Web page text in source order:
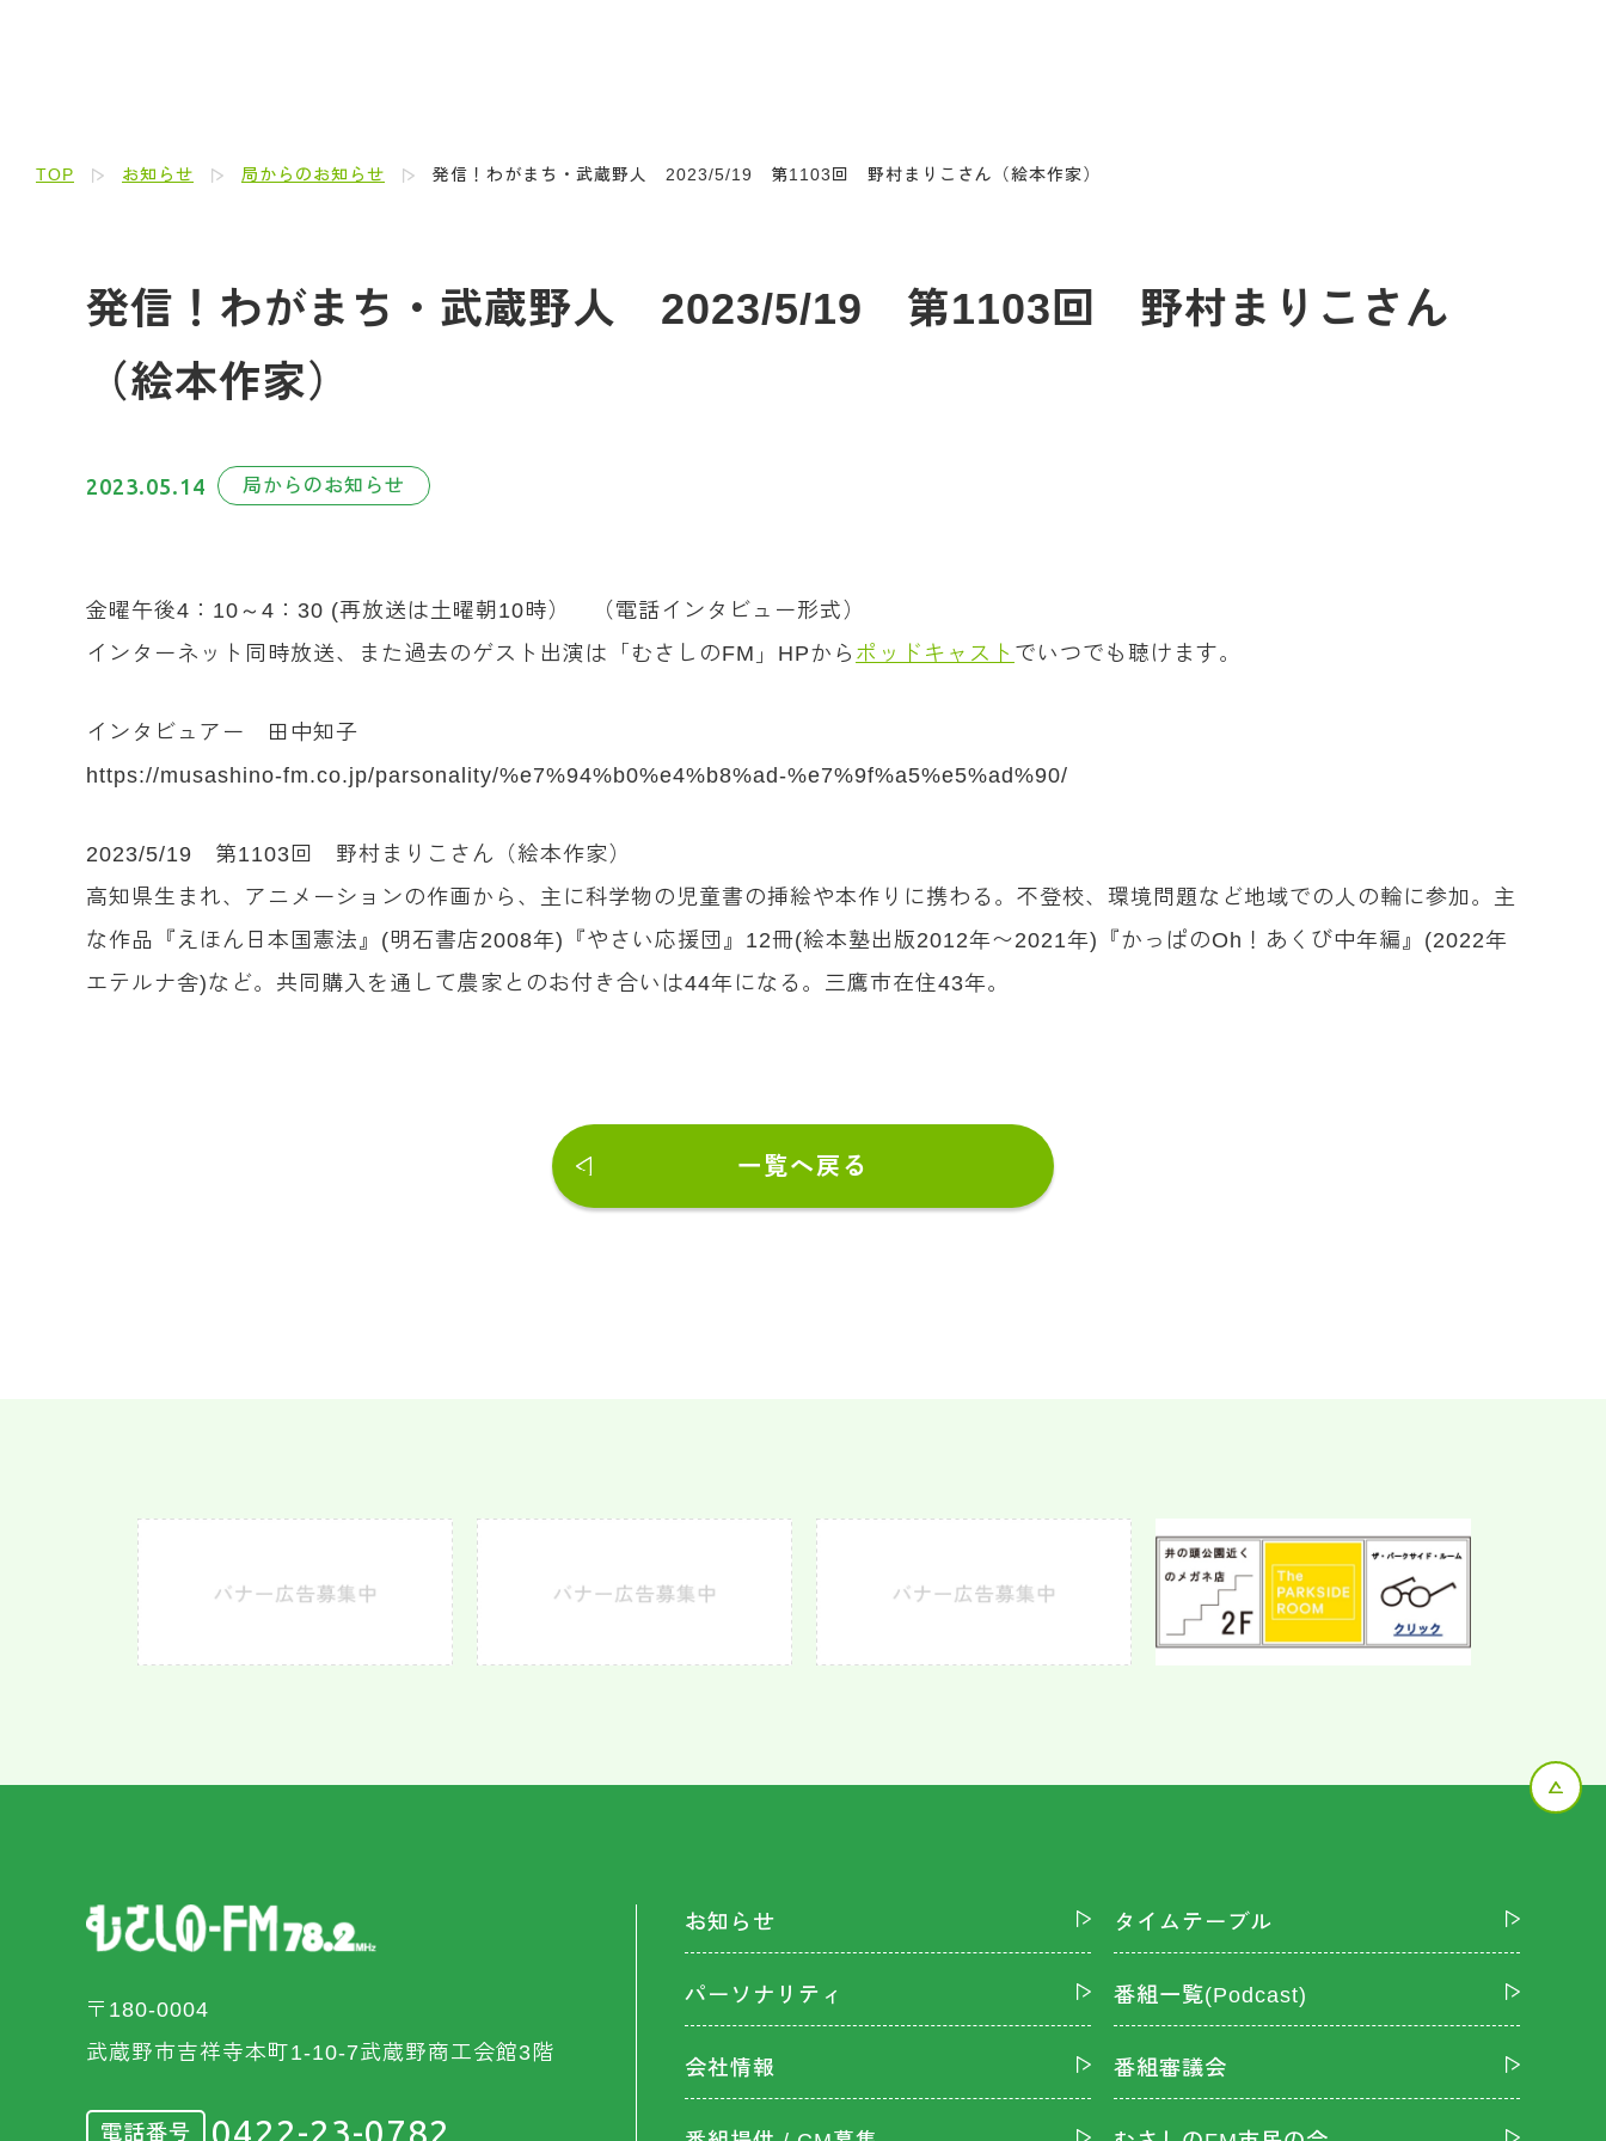
TOP お知らせ 局からのお知らせ 発信！わがまち・武蔵野人 2023/5/19 第1103回 野村まりこさん（絵本作家）
発信！わがまち・武蔵野人 2023/5/19 第1103回 野村まりこさん
（絵本作家）
2023.05.14 局からのお知らせ
金曜午後4：10～4：30 (再放送は土曜朝10時） （電話インタビュー形式）
インターネット同時放送、また過去のゲスト出演は「むさしのFM」HPから ポッドキャスト でいつでも聴けます。
インタビュアー 田中知子
https://musashino-fm.co.jp/parsonality/%e7%94%b0%e4%b8%ad-%e7%9f%a5%e5%ad%90/
2023/5/19 第1103回 野村まりこさん（絵本作家）
高知県生まれ、アニメーションの作画から、主に科学物の児童書の挿絵や本作りに携わる。不登校、環境問題など地域での人の輪に参加。主
な作品『えほん日本国憲法』(明石書店2008年)『やさい応援団』12冊(絵本塾出版2012年〜2021年)『かっぱのOh！あくび中年編』(2022年
エテルナ舎)など。共同購入を通して農家とのお付き合いは44年になる。三鷹市在住43年。
一覧へ戻る
〒180-0004
武蔵野市吉祥寺本町1-10-7武蔵野商工会館3階
電話番号 0422-23-0782
お知らせ タイムテーブル
パーソナリティ 番組一覧(Podcast)
会社情報 番組審議会